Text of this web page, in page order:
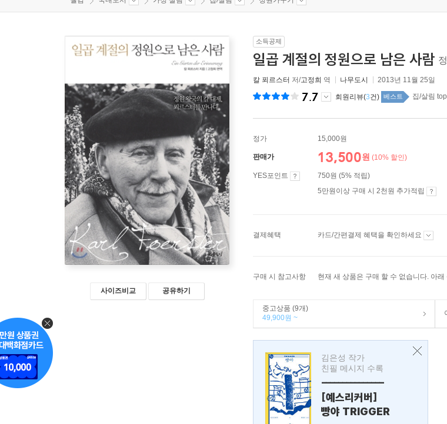
사이즈비교 공유하기
소득공제
일곱 계절의 정원으로 남은 사람
칼 푀르스터 저/고정희 역 나무도시 2013년 11월 25일
7.7 회원리뷰(3건) 베스트 집/살림
정가 15,000원
판매가 13,500원 (10% 할인)
YES포인트
750원 (5% 적립)
5만원이상 구매 시 2천원 추가적립
결제혜택 카드/간편결제 혜택을 확인하세요
구매 시 참고사항 현재 새 상품은 구매 할 수 없습니다. 아
중고상품 (9개)
49,900원 ~
김은성 작가
친필 메시지 수록
---------------
[예스리커버]
빵야 TRIGGER